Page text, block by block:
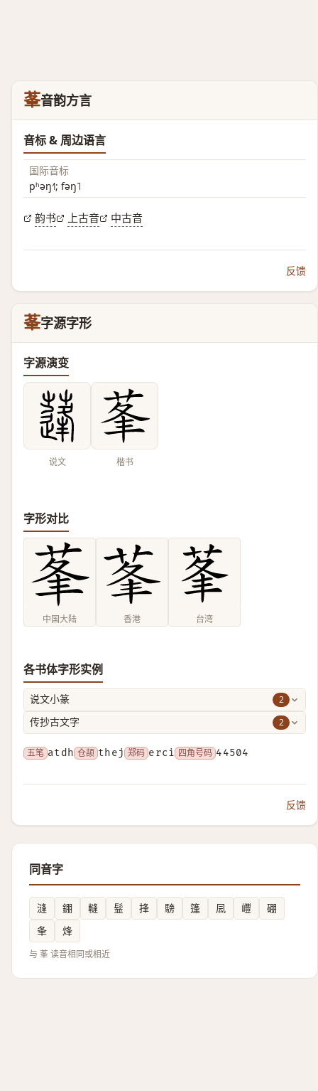
莑音韵方言
音标 & 周边语言
国际音标
pʰəŋ˧˥; fəŋ˥
韵书 上古音 中古音
反馈
莑字源字形
字源演变
说文 楷书
字形对比
中国大陆 香港 台湾
各书体字形实例
说文小篆 2
传抄古文字 2
五笔 atdh 仓颉 thej 郑码 erci 四角号码 44504
反馈
同音字
漨 錋 䡫 䰃 捀 騯 篷 凨 㠦
硼
夆
烽
与 莑 读音相同或相近